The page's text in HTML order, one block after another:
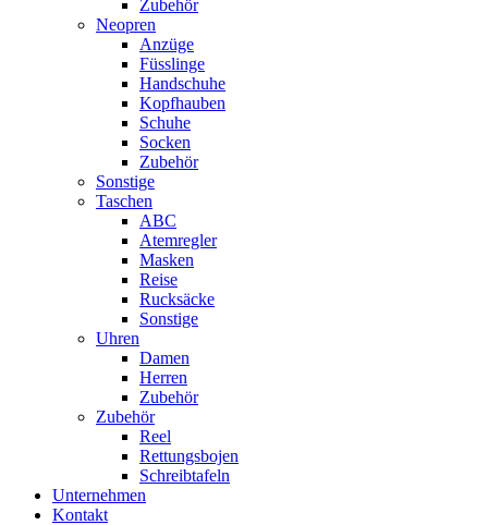
Zubehör
Neopren
Anzüge
Füsslinge
Handschuhe
Kopfhauben
Schuhe
Socken
Zubehör
Sonstige
Taschen
ABC
Atemregler
Masken
Reise
Rucksäcke
Sonstige
Uhren
Damen
Herren
Zubehör
Zubehör
Reel
Rettungsbojen
Schreibtafeln
Unternehmen
Kontakt